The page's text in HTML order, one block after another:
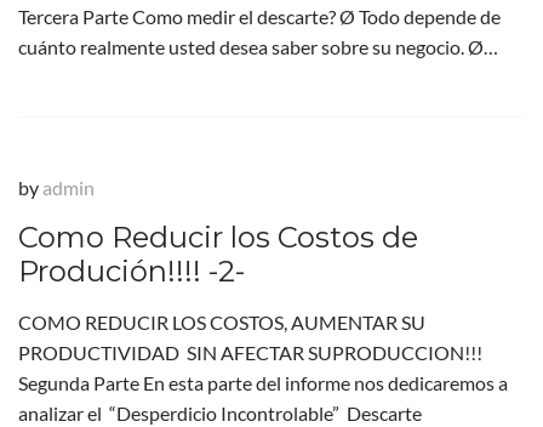
Tercera Parte Como medir el descarte? Ø Todo depende de
cuánto realmente usted desea saber sobre su negocio. Ø…
by admin
Como Reducir los Costos de
Produción!!!! -2-
COMO REDUCIR LOS COSTOS, AUMENTAR SU
PRODUCTIVIDAD SIN AFECTAR SUPRODUCCION!!!
Segunda Parte En esta parte del informe nos dedicaremos a
analizar el “Desperdicio Incontrolable” Descarte